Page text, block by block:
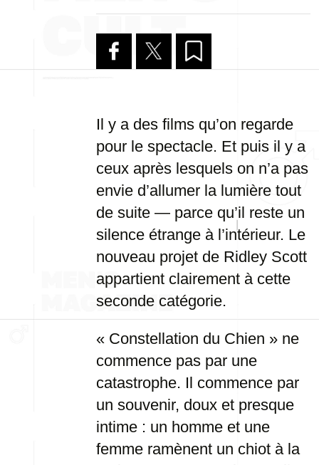
Il y a des films qu’on regarde
pour le spectacle. Et puis il y a
ceux après lesquels on n’a pas
envie d’allumer la lumière tout
de suite — parce qu’il reste un
silence étrange à l’intérieur. Le
nouveau projet de Ridley Scott
appartient clairement à cette
seconde catégorie.
« Constellation du Chien » ne
commence pas par une
catastrophe. Il commence par
un souvenir, doux et presque
intime : un homme et une
femme ramènent un chiot à la